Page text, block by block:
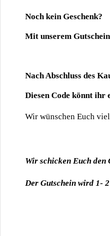
Noch kein Geschenk?
Mit unserem
Nach Abschluss des
Diesen Code könnt ihr
Wir wünschen Euch
Wir schicken Euch den
Der Gutschein wird 1-